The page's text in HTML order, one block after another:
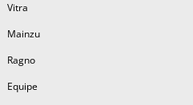
Vitra
Mainzu
Ragno
Equipe